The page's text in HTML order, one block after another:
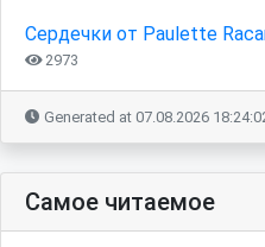
Сердечки от Paulette
2973
Generated at 07.08.2026
Самое читаемое